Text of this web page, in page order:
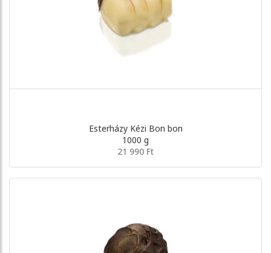
Esterházy Kézi Bon bon
1000 g
21 990 Ft